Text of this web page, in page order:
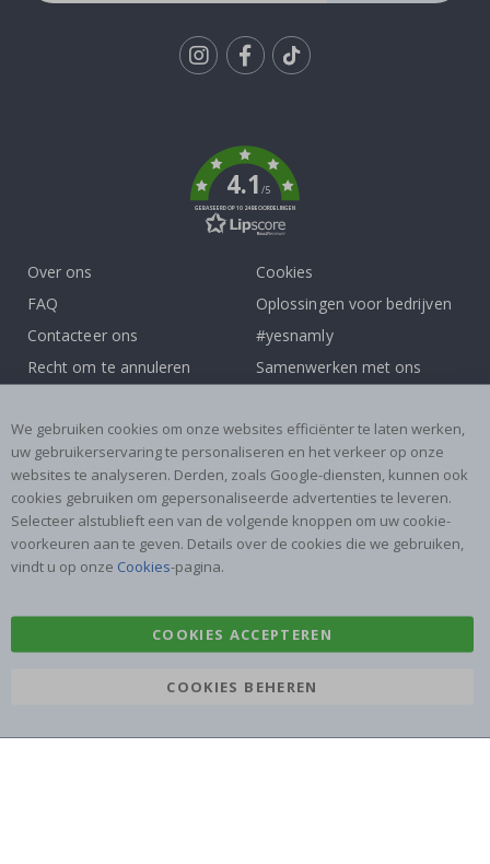
4.1/5
GEBASEERD OP 1024 BEOORDELINGEN
Over ons
FAQ
Contacteer ons
Recht om te annuleren
Inspiratie
Cookies
Oplossingen voor bedrijven
#yesnamly
Samenwerken met ons
Beoordelingen
Populaire Categorieën
Naamstickers
Muurstickers
Tegelstickers
Posters
We gebruiken cookies om onze websites efficiënter te laten werken,
uw gebruikerservaring te personaliseren en het verkeer op onze
websites te analyseren. Derden, zoals Google-diensten, kunnen ook
cookies gebruiken om gepersonaliseerde advertenties te leveren.
Selecteer alstublieft een van de volgende knoppen om uw cookie-
voorkeuren aan te geven. Details over de cookies die we gebruiken,
vindt u op onze Cookies-pagina.
COOKIES ACCEPTEREN
COOKIES BEHEREN